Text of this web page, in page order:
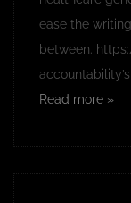
ease the
between.
Read more »